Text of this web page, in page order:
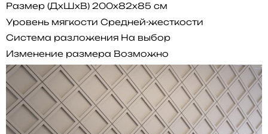
Размер (ДхШхВ) 200x82x85 см
Уровень мягкости Средней-жесткости
Система разложения На выбор
Изменение размера Возможно